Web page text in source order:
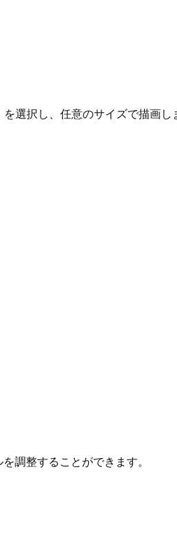
選択し、任意のサイズで描画しま